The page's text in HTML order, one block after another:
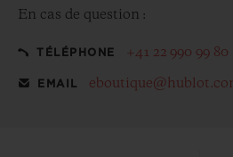
En cas de question :
TÉLÉPHONE +41 22 990 99 80
EMAIL